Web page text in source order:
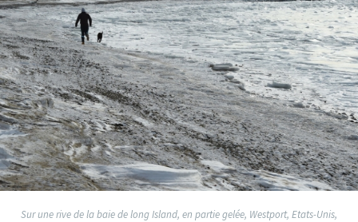
Sur une rive de la baie de long Island, en partie gelée, Westport, Etats-Unis,